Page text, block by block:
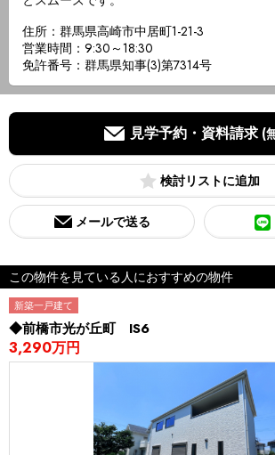
住所：群馬県高崎市中居町1-21-3
営業時間：9:30～18:30
免許番号：群馬県知事(3)第7314号
見学予約・資料請求 (
検討リスト
メールで送る
この物件を見ている人におすすめの物件
新築一戸建て
◆前橋市光が丘町 IS6
3,290万円